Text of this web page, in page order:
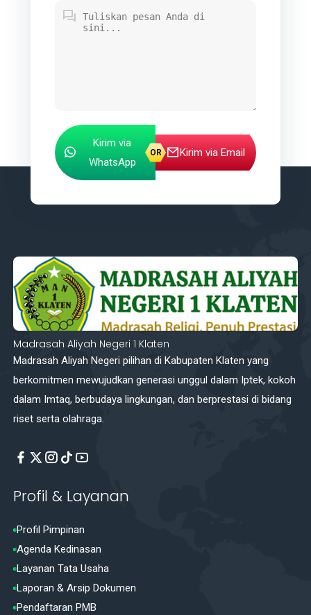
Kirim via
WhatsApp
Kirim via Email
Madrasah Aliyah Negeri 1 Klaten
Madrasah Aliyah Negeri pilihan di Kabupaten Klaten yang
berkomitmen mewujudkan generasi unggul dalam Iptek, kokoh
dalam Imtaq, berbudaya lingkungan, dan berprestasi di bidang
riset serta olahraga.
Profil & Layanan
Profil Pimpinan
Agenda Kedinasan
Layanan Tata Usaha
Laporan & Arsip Dokumen
Pendaftaran PMB